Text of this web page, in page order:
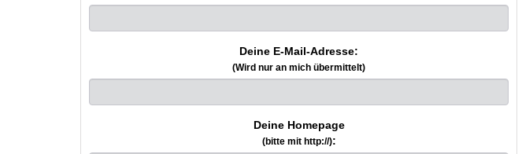
Deine E-Mail-Adresse:
(Wird nur an mich übermittelt)
Deine Homepage
(bitte mit http://):